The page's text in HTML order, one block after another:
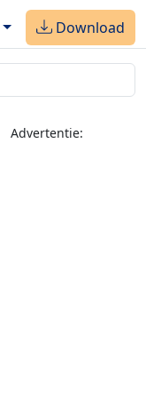
Download
Advertentie: